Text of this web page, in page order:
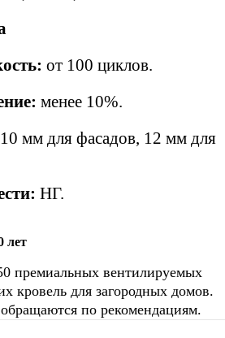
от 100 циклов.
менее 10%.
мм для фасадов, 12 мм для
НГ.
лет
премиальных вентилируемых
кровель для загородных домов.
по рекомендациям.